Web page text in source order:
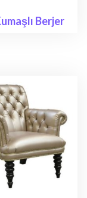
Berjer